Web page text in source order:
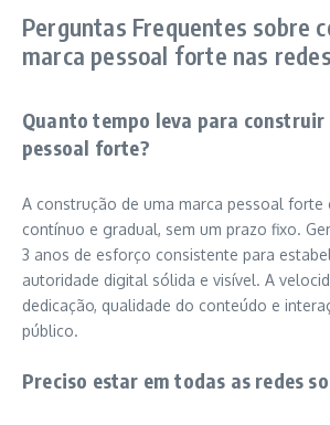
Perguntas Frequentes sobre
marca pessoal forte nas
Quanto tempo leva para construir
pessoal forte?
A construção de uma marca pessoal forte
contínuo e gradual, sem um prazo fixo.
3 anos de esforço consistente para
autoridade digital sólida e visível. A
dedicação, qualidade do conteúdo e
público.
Preciso estar em todas as redes